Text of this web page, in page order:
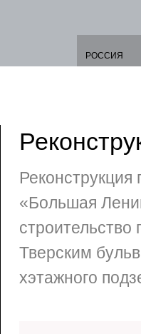
РОССИЯ
«Большая
Тверским
хэтажного